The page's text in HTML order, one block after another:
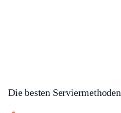
Die besten Serviermethoden